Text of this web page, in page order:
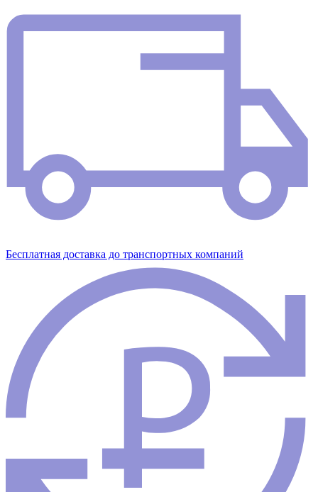
Бесплатная доставка до транспортных компаний